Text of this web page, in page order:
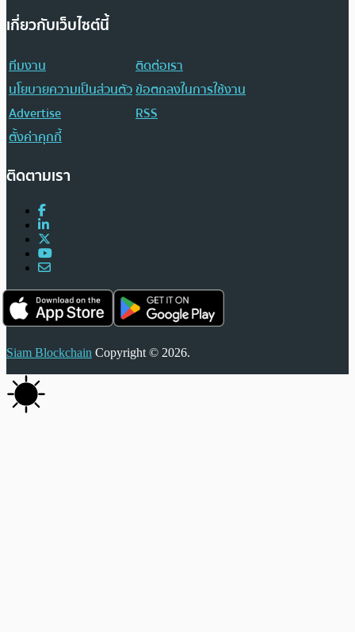
เกี่ยวกับเว็บไซต์นี้
ทีมงาน
ติดต่อเรา
นโยบายความเป็นส่วนตัวข้อตกลงในการใช้งาน
Advertise
RSS
ตั้งค่าคุกกี้
ติดตามเรา
Siam Blockchain Copyright © 2026.